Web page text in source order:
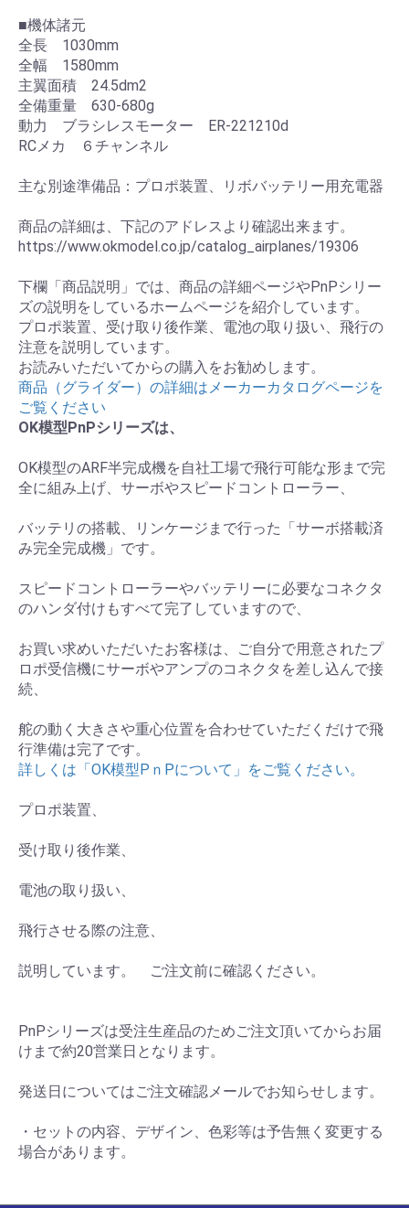
■機体諸元
全長 1030mm
全幅 1580mm
主翼面積 24.5dm2
全備重量 630-680g
動力 ブラシレスモーター ER-221210d
RCメカ ６チャンネル
主な別途準備品：プロポ装置、リボバッテリー用充電器
商品の詳細は、下記のアドレスより確認出来ます。
https://www.okmodel.co.jp/catalog_airplanes/19306
下欄「商品説明」では、商品の詳細ページやPnPシリー
ズの説明をしているホームページを紹介しています。
プロポ装置、受け取り後作業、電池の取り扱い、飛行の
注意を説明しています。
お読みいただいてからの購入をお勧めします。
商品（グライダー）の詳細はメーカーカタログページを
ご覧ください
OK模型PnPシリーズは、
OK模型のARF半完成機を自社工場で飛行可能な形まで完
全に組み上げ、サーボやスピードコントローラー、
バッテリの搭載、リンケージまで行った「サーボ搭載済
み完全完成機」です。
スピードコントローラーやバッテリーに必要なコネクタ
のハンダ付けもすべて完了していますので、
お買い求めいただいたお客様は、ご自分で用意されたプ
ロポ受信機にサーボやアンプのコネクタを差し込んで接
続、
舵の動く大きさや重心位置を合わせていただくだけで飛
行準備は完了です。
詳しくは「OK模型PｎPについて」をご覧ください。
プロポ装置、
受け取り後作業、
電池の取り扱い、
飛行させる際の注意、
説明しています。 ご注文前に確認ください。
PnPシリーズは受注生産品のためご注文頂いてからお届
けまで約20営業日となります。
発送日についてはご注文確認メールでお知らせします。
・セットの内容、デザイン、色彩等は予告無く変更する
場合があります。